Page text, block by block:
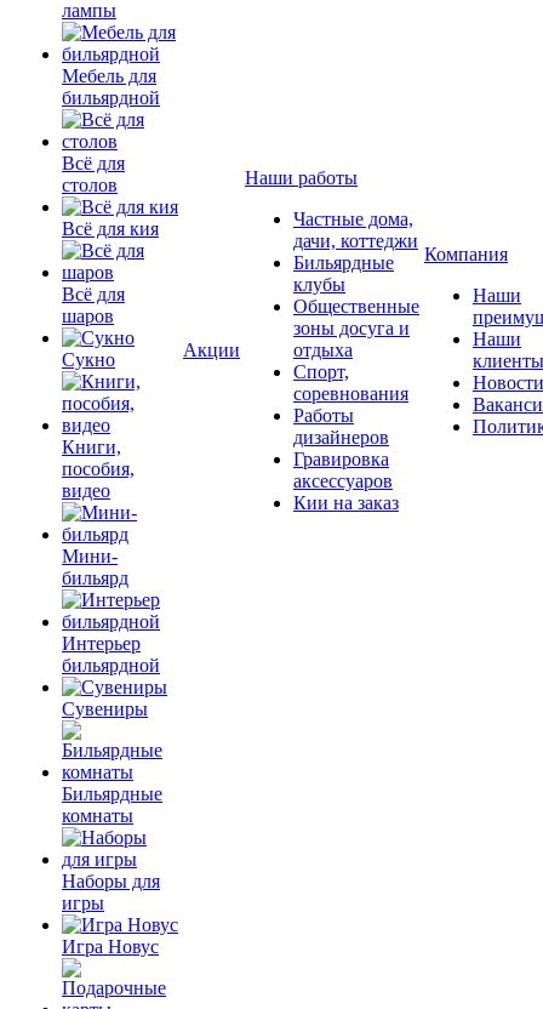
лампы
Мебель для
бильярдной
Всё для
столов
Всё для кия
Всё для
шаров
Сукно
Книги,
пособия,
видео
Мини-
бильярд
Интерьер
бильярдной
Сувениры
Бильярдные
комнаты
Наборы для
игры
Игра Новус
Акции
Наши работы
Частные дома,
дачи, коттеджи
Бильярдные
клубы
Общественные
зоны досуга и
отдыха
Спорт,
соревнования
Работы
дизайнеров
Гравировка
аксессуаров
Кии на заказ
Компания
Наши
Наши
клиенты
Новости